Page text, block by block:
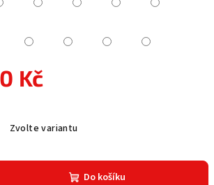
Kč
Zvolte variantu
Do košíku